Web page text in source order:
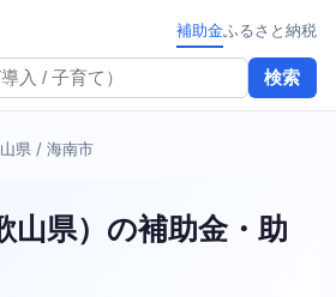
検索
補助金ふるさと納税
県 / 海南市
山県）の補助金・助